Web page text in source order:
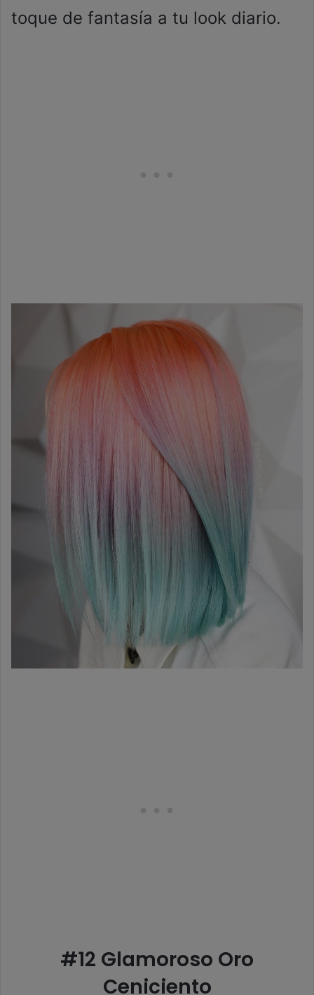
toque de fantasía a tu look diario.
#12 Glamoroso Oro
Ceniciento